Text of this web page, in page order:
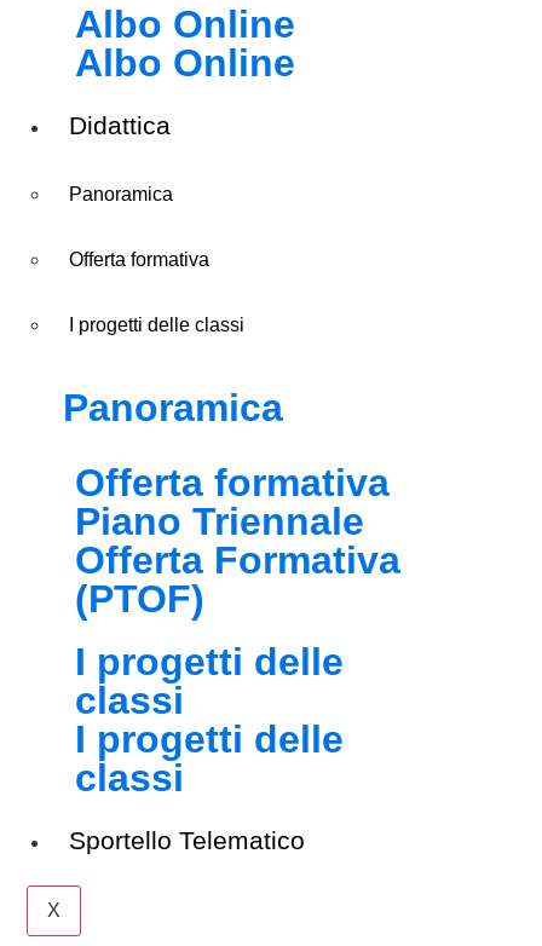
Albo Online
Albo Online
Didattica
Panoramica
Offerta formativa
I progetti delle classi
Panoramica
Offerta formativa
Piano Triennale
Offerta Formativa
(PTOF)
I progetti delle
classi
I progetti delle
classi
Sportello Telematico
X